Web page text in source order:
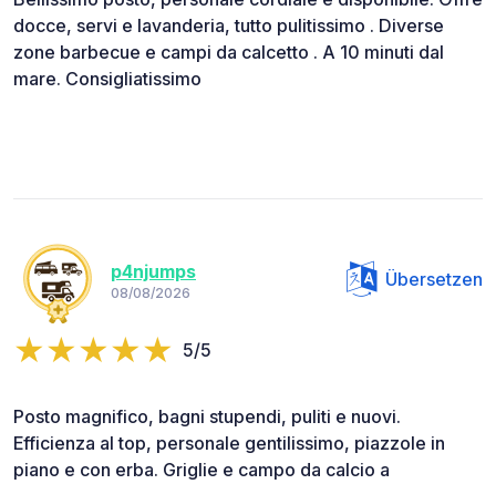
docce, servi e lavanderia, tutto pulitissimo . Diverse
zone barbecue e campi da calcetto . A 10 minuti dal
mare. Consigliatissimo
p4njumps
08/08/2026
Übersetzen
5/5
Posto magnifico, bagni stupendi, puliti e nuovi.
Efficienza al top, personale gentilissimo, piazzole in
piano e con erba. Griglie e campo da calcio a